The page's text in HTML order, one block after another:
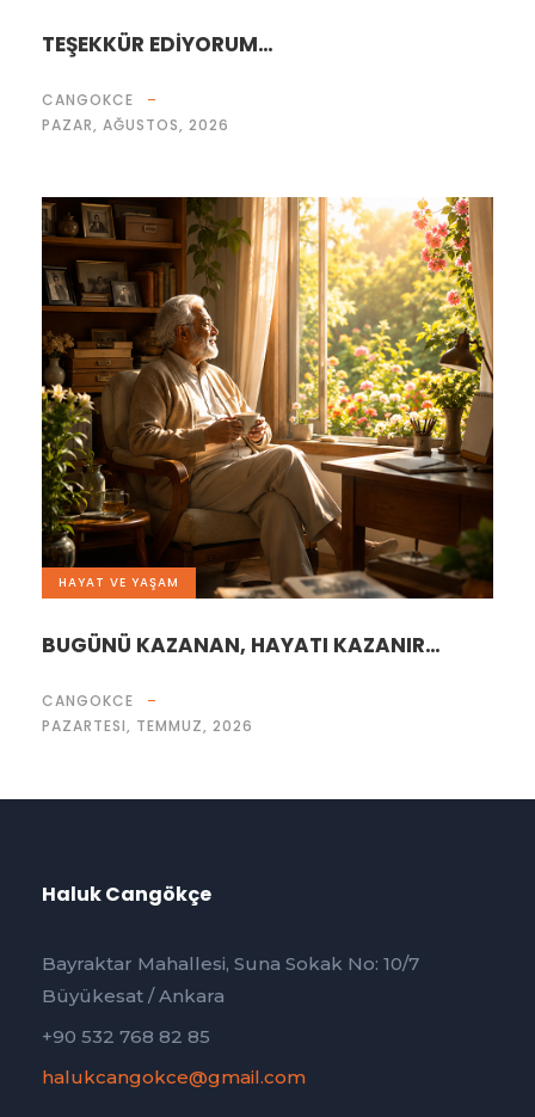
TEŞEKKÜR EDİYORUM…
CANGOKCE
PAZAR, AĞUSTOS, 2026
HAYAT VE YAŞAM
BUGÜNÜ KAZANAN, HAYATI KAZANIR…
CANGOKCE
PAZARTESI, TEMMUZ, 2026
Haluk Cangökçe
Bayraktar Mahallesi, Suna Sokak No: 10/7
Büyükesat / Ankara
+90 532 768 82 85
halukcangokce@gmail.com